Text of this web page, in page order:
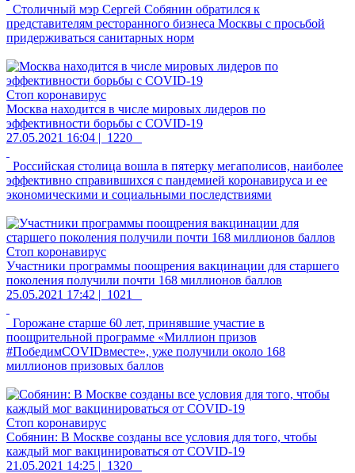
Столичный мэр Сергей Собянин обратился к
представителям ресторанного бизнеса Москвы с просьбой
придерживаться санитарных норм
Стоп коронавирус
Москва находится в числе мировых лидеров по
эффективности борьбы с COVID-19
27.05.2021 16:04 | 1220
Российская столица вошла в пятерку мегаполисов, наиболее
эффективно справившихся с пандемией коронавируса и ее
экономическими и социальными последствиями
Стоп коронавирус
Участники программы поощрения вакцинации для старшего
поколения получили почти 168 миллионов баллов
25.05.2021 17:42 | 1021
Горожане старше 60 лет, принявшие участие в
поощрительной программе «Миллион призов
#ПобедимCOVIDвместе», уже получили около 168
миллионов призовых баллов
Стоп коронавирус
Собянин: В Москве созданы все условия для того, чтобы
каждый мог вакцинироваться от COVID-19
21.05.2021 14:25 | 1320